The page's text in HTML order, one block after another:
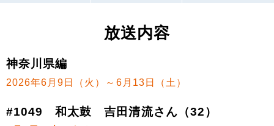
放送内容
神奈川県編
2026年6月9日（火）～6月13日（土）
#1049 和太鼓 吉田清流さん（32）